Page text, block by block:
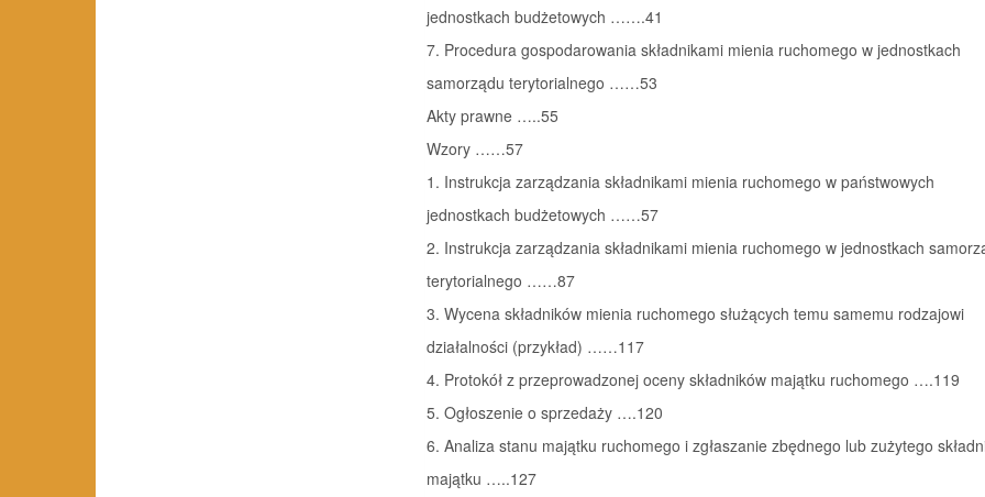
jednostkach budżetowych …….41
7. Procedura gospodarowania składnikami mienia ruchomego w jednostkach
samorządu terytorialnego ……53
Akty prawne …..55
Wzory ……57
1. Instrukcja zarządzania składnikami mienia ruchomego w państwowych
jednostkach budżetowych ……57
2. Instrukcja zarządzania składnikami mienia ruchomego w jednostkach
terytorialnego ……87
3. Wycena składników mienia ruchomego służących temu samemu rodzajowi
działalności (przykład) ……117
4. Protokół z przeprowadzonej oceny składników majątku ruchomego ….119
5. Ogłoszenie o sprzedaży ….120
6. Analiza stanu majątku ruchomego i zgłaszanie zbędnego lub zużytego
majątku …..127